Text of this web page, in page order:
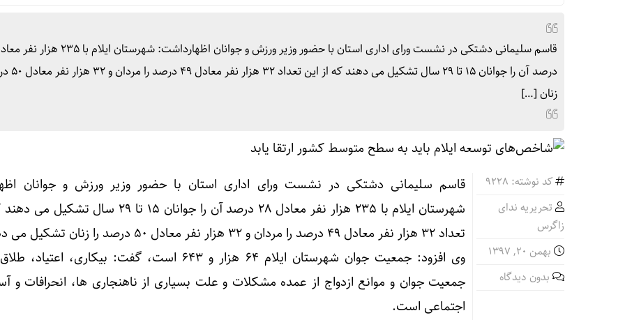
درصد آن را جوانان
زنان […]
کد نوشته: 9228
تحریریه ندای
زاگرس
بهمن ۲۰, ۱۳۹۷
بدون دیدگاه
قاسم سلیمانی دشتکی در نشست ورای اداری استان با حضور وزیر ورزش و جوانان
شهرستان ایلام با ۲۳۵ هزار نفر معادل ۲۸ درصد آن را جوانان ۱۵ تا
تعداد ۳۲ هزار نفر معادل ۴۹ درصد را مردان و ۳۲ هزار نفر معادل ۵۰ درصد را زنان تشکیل می دهند.
وی افزود: جمعیت جوان شهرستان ایلام ۶۴ هزار و ۶۴۳ است، گفت: بیکاری،
جمعیت جوان و موانع ازدواج از عمده مشکلات و علت بسیاری از ناهنجاری ها، انحرافات و
اجتماعی است.